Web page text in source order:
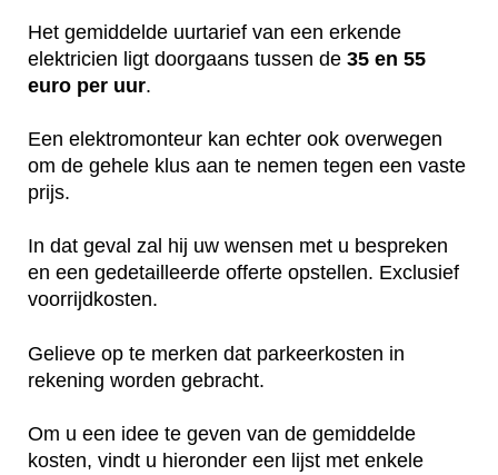
Het gemiddelde uurtarief van een erkende
elektricien ligt doorgaans tussen de 35 en 55
euro per uur.
Een elektromonteur kan echter ook overwegen
om de gehele klus aan te nemen tegen een vaste
prijs.
In dat geval zal hij uw wensen met u bespreken
en een gedetailleerde offerte opstellen. Exclusief
voorrijdkosten.
Gelieve op te merken dat parkeerkosten in
rekening worden gebracht.
Om u een idee te geven van de gemiddelde
kosten, vindt u hieronder een lijst met enkele